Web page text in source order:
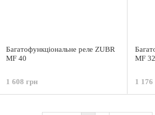
Багатофункціональне реле ZUBR
MF 40
1 608 грн
MF 32
1 176